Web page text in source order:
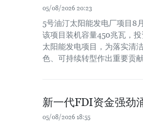
05/08/2026 20:23
5号油汀太阳能发电厂项目8
该项目装机容量450兆瓦，
太阳能发电项目，为落实清
色、可持续转型作出重要贡献
新一代FDI资金强劲
05/08/2026 18:55